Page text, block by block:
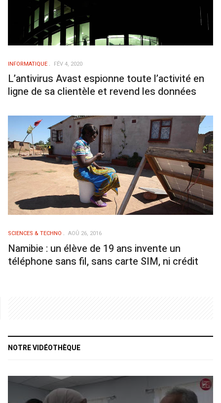
INFORMATIQUE FÉV 4, 2020
L’antivirus Avast espionne toute l’activité en
ligne de sa clientèle et revend les données
SCIENCES & TECHNO AOÛ 26, 2016
Namibie : un élève de 19 ans invente un
téléphone sans fil, sans carte SIM, ni crédit
NOTRE VIDÉOTHÈQUE